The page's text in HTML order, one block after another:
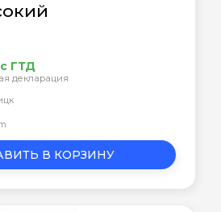
ГТД
декларация
В КОРЗИНУ